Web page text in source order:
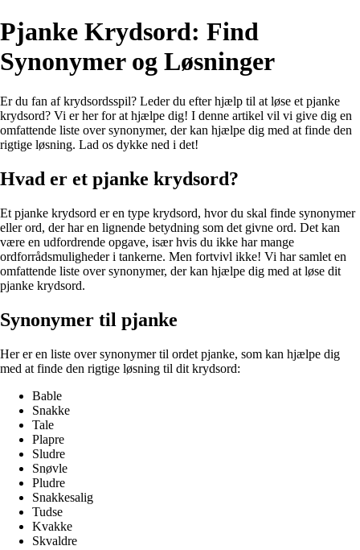
Pjanke Krydsord: Find
Synonymer og Løsninger
Er du fan af krydsordsspil? Leder du efter hjælp til at løse et pjanke
krydsord? Vi er her for at hjælpe dig! I denne artikel vil vi give dig en
omfattende liste over synonymer, der kan hjælpe dig med at finde den
rigtige løsning. Lad os dykke ned i det!
Hvad er et pjanke krydsord?
Et pjanke krydsord er en type krydsord, hvor du skal finde synonymer
eller ord, der har en lignende betydning som det givne ord. Det kan
være en udfordrende opgave, især hvis du ikke har mange
ordforrådsmuligheder i tankerne. Men fortvivl ikke! Vi har samlet en
omfattende liste over synonymer, der kan hjælpe dig med at løse dit
pjanke krydsord.
Synonymer til pjanke
Her er en liste over synonymer til ordet pjanke, som kan hjælpe dig
med at finde den rigtige løsning til dit krydsord:
Bable
Snakke
Tale
Plapre
Sludre
Snøvle
Pludre
Snakkesalig
Tudse
Kvakke
Skvaldre